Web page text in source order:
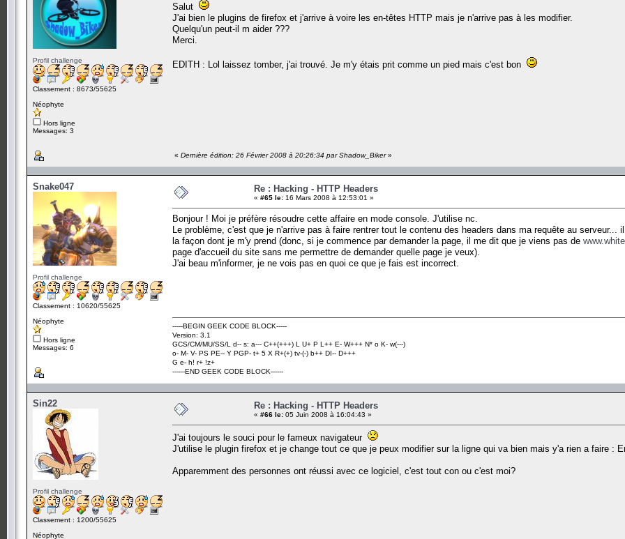
Profil challenge
Classement : 8673/55625
Néophyte
Hors ligne
Messages: 3
Salut
J'ai bien le plugins de firefox et j'arrive à voire les en-têtes HTTP mais je n'arrive pas à les modifier.
Quelqu'un peut-il m aider ???
Merci.
EDITH : Lol laissez tomber, j'ai trouvé. Je m'y étais prit comme un pied mais c'est bon
« Dernière édition: 26 Février 2008 à 20:26:34 par Shadow_Biker»
Snake047
Profil challenge
Classement : 10620/55625
Néophyte
Hors ligne
Messages: 6
Re : Hacking - HTTP Headers
« #65 le: 16 Mars 2008 à 12:53:01 »
Bonjour ! Moi je préfère résoudre cette affaire en mode console. J'utilise nc.
Le problème, c'est que je n'arrive pas à faire rentrer tout le contenu des headers dans ma requête au
la façon dont je m'y prend (donc, si je commence par demander la page, il me dit que je viens pas de
page d'accueil du site sans me permettre de demander quelle page je veux).
J'ai beau m'informer, je ne vois pas en quoi ce que je fais est incorrect.
-----BEGIN GEEK CODE BLOCK-----
Version: 3.1
GCS/CM/MU/SS/L d-- s: a--- C++(+++) L U+ P L++ E- W+++ N* o K- w(---)
o- M- V- PS PE-- Y PGP- t+ 5 X R+(+) tv-(-) b++ DI-- D+++
G e- h! r+ !z+
------END GEEK CODE BLOCK------
Sin22
Profil challenge
Classement : 1200/55625
Néophyte
Re : Hacking - HTTP Headers
« #66 le: 05 Juin 2008 à 16:04:43 »
J'ai toujours le souci pour le fameux navigateur
J'utilise le plugin firefox et je change tout ce que je peux modifier sur la ligne qui va bien mais y'a rien a faire :
Apparemment des personnes ont réussi avec ce logiciel, c'est tout con ou c'est moi?